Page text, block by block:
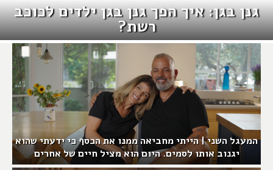
גנן בגן: איך הפך גנן בגן ילדים לכוכב
רשת?
המעגל השני | הייתי מחביאה ממנו את הכסף כי ידעתי שהוא
יגנוב אותו לסמים. היום הוא מציל חיים של אחרים